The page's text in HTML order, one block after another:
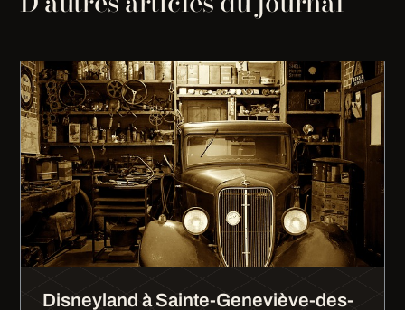
Disneyland à Sainte-Geneviève-des-